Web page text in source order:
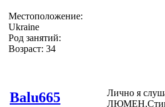
Местоположение:
Ukraine
Род занятий:
Возраст: 34
Balu665
Лично я